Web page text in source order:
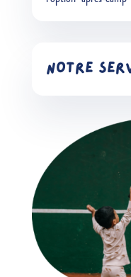
Notre